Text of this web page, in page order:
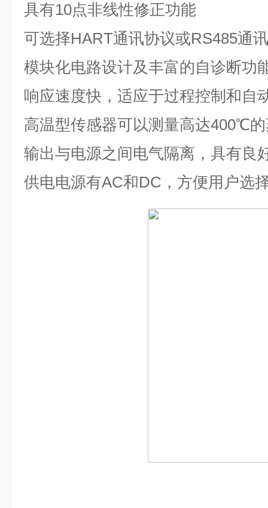
具有10点非线性修正功能
可选择HART通讯协议或RS485通
模块化电路设计及丰富的自诊断功
响应速度快，适应于过程控制和自
高温型传感器可以测量高达400℃
输出与电源之间电气隔离，具有良
供电电源有AC和DC ，方便用户选